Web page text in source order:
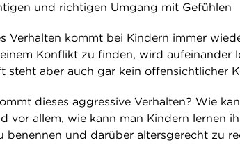
und richtigen Umgang mit Gefühlen
Verhalten kommt bei Kindern immer
Konflikt zu finden, wird aufeinander
steht aber auch gar kein offensichtlicher
dieses aggressive Verhalten? Wie
vor allem, wie kann man Kindern lernen
benennen und darüber altersgerecht zu